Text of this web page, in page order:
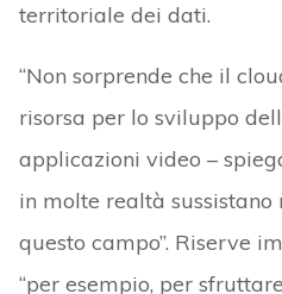
territoriale dei dati.
“Non sorprende che il
risorsa per lo sviluppo
applicazioni video –
in molte realtà
questo campo”. Riserve
“per esempio, per